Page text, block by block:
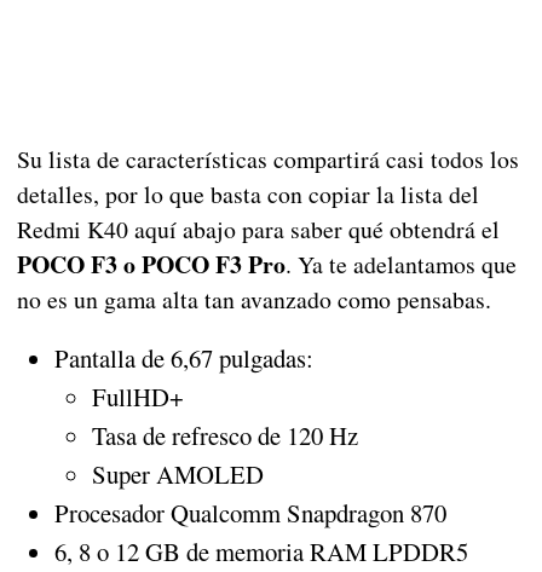
Su lista de características compartirá casi todos los
detalles, por lo que basta con copiar la lista del
Redmi K40 aquí abajo para saber qué obtendrá el
POCO F3 o POCO F3 Pro. Ya te adelantamos que
no es un gama alta tan avanzado como pensabas.
Pantalla de 6,67 pulgadas:
FullHD+
Tasa de refresco de 120 Hz
Super AMOLED
Procesador Qualcomm Snapdragon 870
6, 8 o 12 GB de memoria RAM LPDDR5